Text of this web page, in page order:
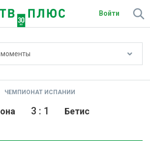
Войти
моменты
ЧЕМПИОНАТ ИСПАНИИ
Бетис
3 : 1